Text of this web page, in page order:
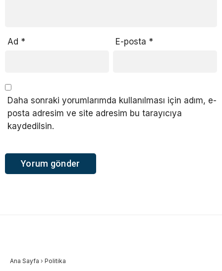
Ad * E-posta *
Daha sonraki yorumlarımda kullanılması için adım, e-
posta adresim ve site adresim bu tarayıcıya
kaydedilsin.
Ana Sayfa › Politika